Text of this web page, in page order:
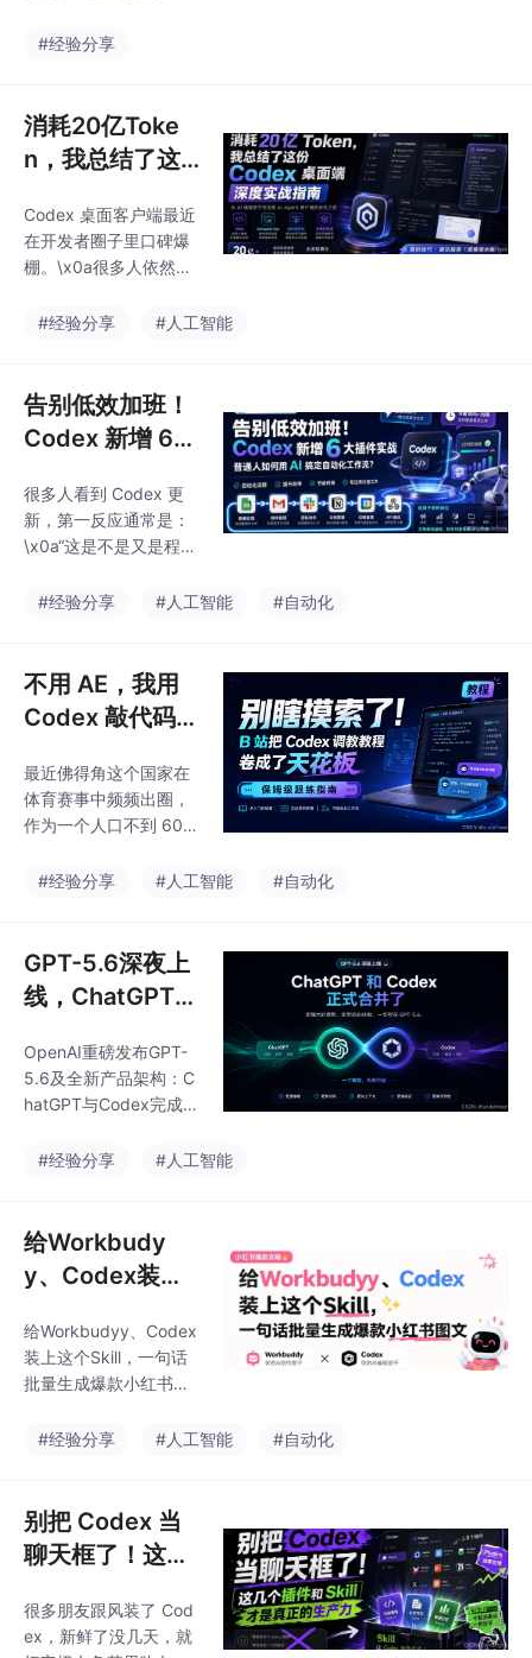
#经验分享
消耗20亿Toke
n，我总结了这
深度实战指南
Codex 桌面客户端最近
在开发者圈子里口碑爆
棚。\x0a很多人依然只
编程助手，用来读仓
过 20 亿 Token 后，我
发现它早已演变成一个
全能的 AI Agent 客户
#经验分享 #人工智能
告别低效加班！
Codex 新增 6
通人如何用 AI
搞定自动化工作
很多人看到 Codex 更
新，第一反应通常是：
\x0a“这是不是又是程序
0a其实完全相反。\x0a
方在于：它开始从一个
“写代码工具”，演变成
一个可以无缝嵌入不同
#经验分享 #人工智能 #自动化
不用 AE，我用
Codex 敲代码生
画，聊聊真实体
验和门槛
最近佛得角这个国家在
体育赛事中频频出圈，
作为一个人口不到 60
逼平了多个传统强队。
奇：佛得角到底在哪
里？它距离中国到底有
多远？\x0a我去翻了翻
实话，很难在脑海中建
立起
#经验分享 #人工智能 #自动化
GPT-5.6深夜上
线，ChatGPT和
了
OpenAI重磅发布GPT-
5.6及全新产品架构：C
hatGPT与Codex完成深
时代"正式进入"智能代
模型，其中旗舰模型Sol
在编程、安全攻防等专
业领域展现出卓越性
试得分达53.6分，远超
竞品。新版界面将Code
x工作流置于核心位置，
#经验分享 #人工智能
给Workbudy
y、Codex装上
话批量生成爆款
小红书图文
给Workbudyy、Codex
装上这个Skill，一句话
批量生成爆款小红书图
#经验分享
#人工智能 #自动化
别把 Codex 当
聊天框了！这几
才是真正的生产
很多朋友跟风装了 Cod
ex，新鲜了没几天，就